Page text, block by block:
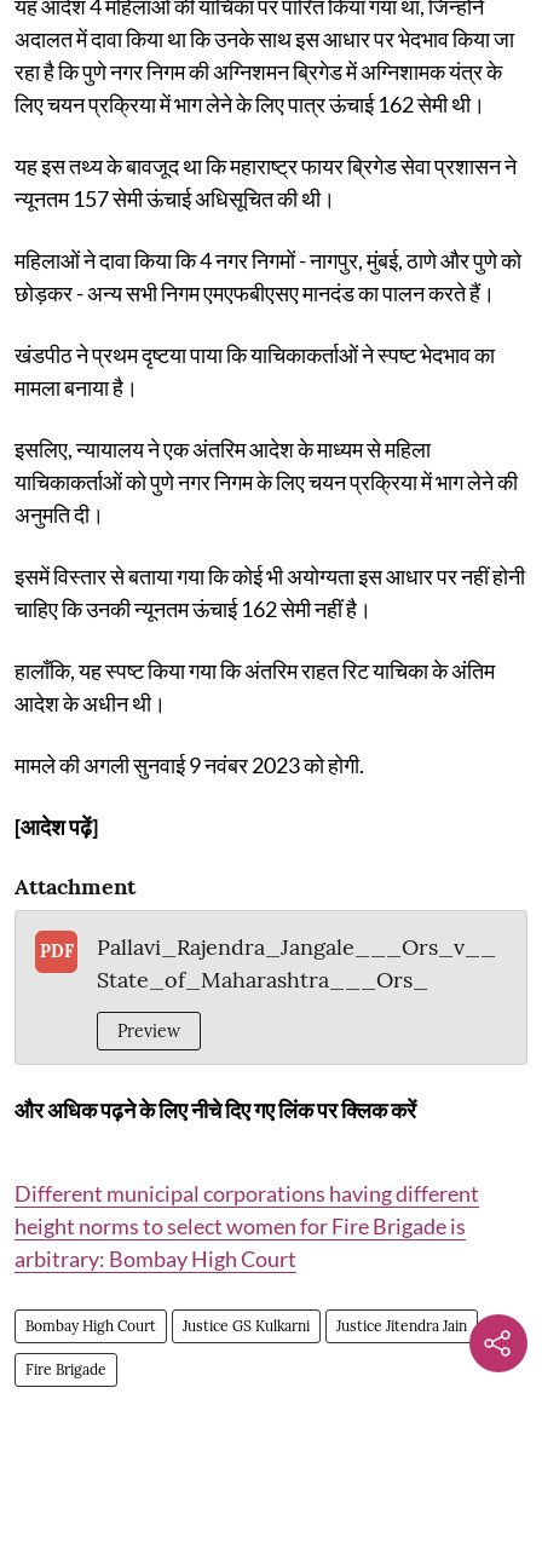
यह आदेश 4 महिलाओं की याचिका पर पारित किया गया था, जिन्होंने
अदालत में दावा किया था कि उनके साथ इस आधार पर भेदभाव किया जा
रहा है कि पुणे नगर निगम की अग्निशमन ब्रिगेड में अग्निशामक यंत्र के
लिए चयन प्रक्रिया में भाग लेने के लिए पात्र ऊंचाई 162 सेमी थी।
यह इस तथ्य के बावजूद था कि महाराष्ट्र फायर ब्रिगेड सेवा प्रशासन ने
न्यूनतम 157 सेमी ऊंचाई अधिसूचित की थी।
महिलाओं ने दावा किया कि 4 नगर निगमों - नागपुर, मुंबई, ठाणे और पुणे को
छोड़कर - अन्य सभी निगम एमएफबीएसए मानदंड का पालन करते हैं।
खंडपीठ ने प्रथम दृष्टया पाया कि याचिकाकर्ताओं ने स्पष्ट भेदभाव का
मामला बनाया है।
इसलिए, न्यायालय ने एक अंतरिम आदेश के माध्यम से महिला
याचिकाकर्ताओं को पुणे नगर निगम के लिए चयन प्रक्रिया में भाग लेने की
अनुमति दी।
इसमें विस्तार से बताया गया कि कोई भी अयोग्यता इस आधार पर नहीं होनी
चाहिए कि उनकी न्यूनतम ऊंचाई 162 सेमी नहीं है।
हालाँकि, यह स्पष्ट किया गया कि अंतरिम राहत रिट याचिका के अंतिम
आदेश के अधीन थी।
मामले की अगली सुनवाई 9 नवंबर 2023 को होगी.
[आदेश पढ़ें]
Attachment
PDF
Pallavi_Rajendra_Jangale___Ors_v__
State_of_Maharashtra___Ors_
Preview
और अधिक पढ़ने के लिए नीचे दिए गए लिंक पर क्लिक करें
Different municipal corporations having different
height norms to select women for Fire Brigade is
arbitrary: Bombay High Court
Bombay High Court Justice GS Kulkarni Justice Jitendra Jain
Fire Brigade